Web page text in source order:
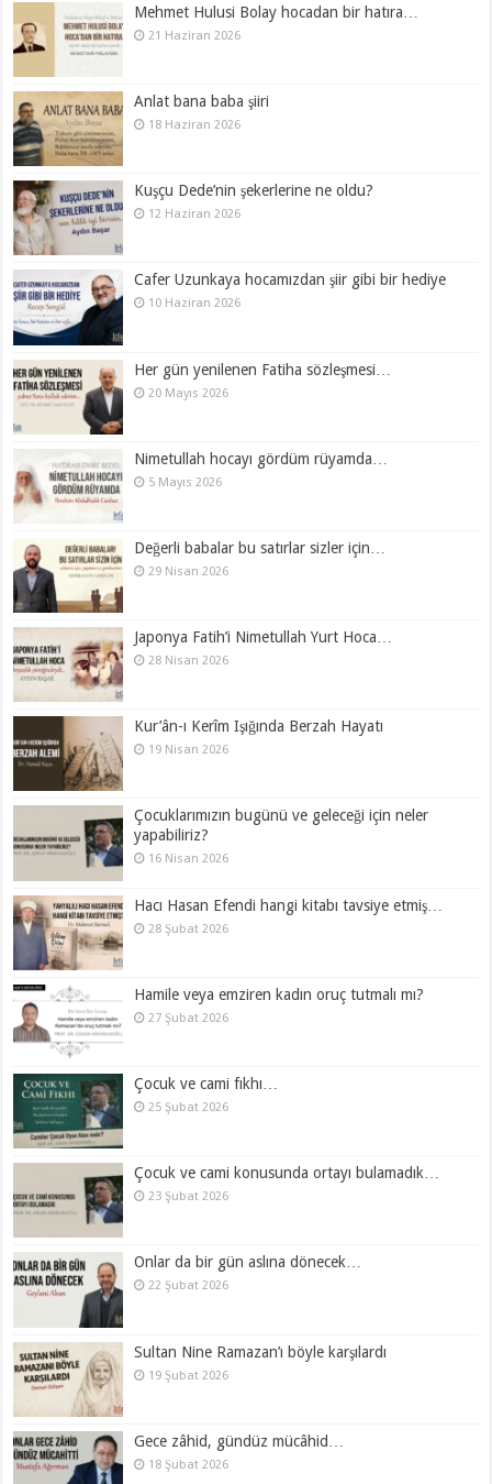
Mehmet Hulusi Bolay hocadan bir hatıra…
21 Haziran 2026
Anlat bana baba şiiri
18 Haziran 2026
Kuşçu Dede’nin şekerlerine ne oldu?
12 Haziran 2026
Cafer Uzunkaya hocamızdan şiir gibi bir hediye
10 Haziran 2026
Her gün yenilenen Fatiha sözleşmesi…
20 Mayıs 2026
Nimetullah hocayı gördüm rüyamda…
5 Mayıs 2026
Değerli babalar bu satırlar sizler için…
29 Nisan 2026
Japonya Fatih’i Nimetullah Yurt Hoca…
28 Nisan 2026
Kur’ân-ı Kerîm Işığında Berzah Hayatı
19 Nisan 2026
Çocuklarımızın bugünü ve geleceği için neler
yapabiliriz?
16 Nisan 2026
Hacı Hasan Efendi hangi kitabı tavsiye etmiş…
28 Şubat 2026
Hamile veya emziren kadın oruç tutmalı mı?
27 Şubat 2026
Çocuk ve cami fıkhı…
25 Şubat 2026
Çocuk ve cami konusunda ortayı bulamadık…
23 Şubat 2026
Onlar da bir gün aslına dönecek…
22 Şubat 2026
Sultan Nine Ramazan’ı böyle karşılardı
19 Şubat 2026
Gece zâhid, gündüz mücâhid…
18 Şubat 2026